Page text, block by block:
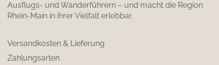
Ausflugs- und Wanderführern – und macht die Region
Rhein-Main in ihrer Vielfalt erlebbar.
Versandkosten & Lieferung
Zahlungsarten